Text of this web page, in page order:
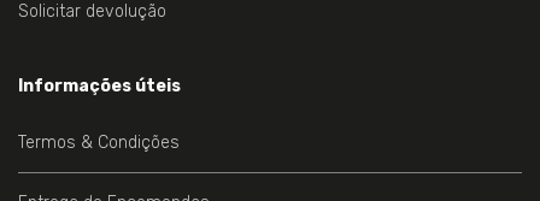
Solicitar devolução
Informações úteis
Termos & Condições